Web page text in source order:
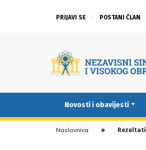
PRIJAVI SE POSTANI ČLAN
Novosti i obavijesti
Naslovnica